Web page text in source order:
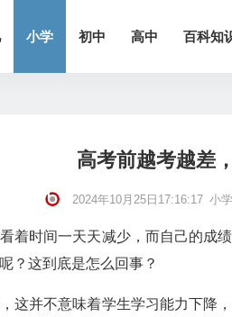
小学 初中 高中 百科知
高考前越考越差
2024年10月25日17:16:17 小学
着时间一天天减少，而自己的
？这到底是怎么回事？
这并不意味着学生学习能力下降